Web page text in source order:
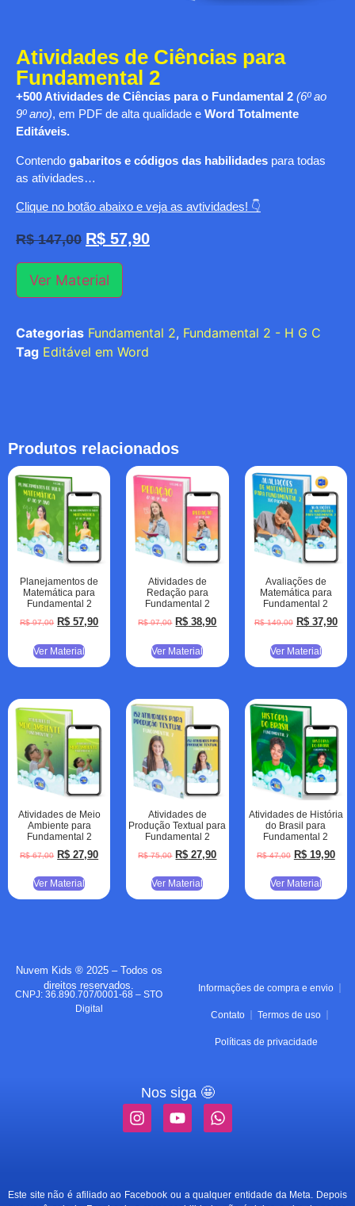
Atividades de Ciências para
Fundamental 2
+500 Atividades de Ciências para o Fundamental 2 (6º ao
9º ano), em PDF de alta qualidade e Word Totalmente
Editáveis.
Contendo gabaritos e códigos das habilidades para todas
as atividades…
Clique no botão abaixo e veja as avtividades! 👇
R$147,00 R$ 57,90
Ver Material
Categorias Fundamental 2, Fundamental 2 - H G C
Tag Editável em Word
Produtos relacionados
Planejamentos de
Matemática para
Fundamental 2
R$97,00 R$ 57,90
Ver Material
Atividades de
Redação para
Fundamental 2
R$97,00 R$ 38,90
Ver Material
Avaliações de
Matemática para
Fundamental 2
R$149,00 R$37,90
Ver Material
Atividades de Meio
Ambiente para
Fundamental 2
R$67,00 R$ 27,90
Ver Material
Atividades de
Produção Textual para
Fundamental 2
R$75,00 R$ 27,90
Ver Material
Atividades de História
do Brasil para
Fundamental 2
R$47,00 R$19,90
Ver Material
Nuvem Kids ® 2025 – Todos os
direitos reservados.
CNPJ: 36.890.707/0001-68 – STO
Digital
Informações de compra e envio
Contato Termos de uso
Políticas de privacidade
Nos siga 🤩
Este site não é afiliado ao Facebook ou a qualquer entidade da Meta. Depois